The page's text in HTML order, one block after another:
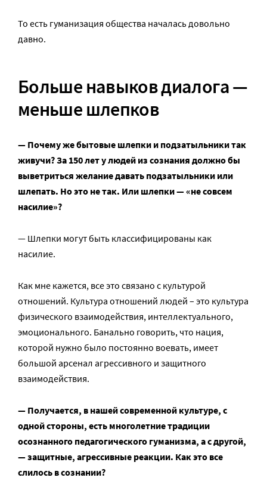
То есть гуманизация общества началась довольно
давно.
Больше навыков диалога —
меньше шлепков
— Почему же бытовые шлепки и подзатыльники так
живучи? За 150 лет у людей из сознания должно бы
выветриться желание давать подзатыльники или
шлепать. Но это не так. Или шлепки — «не совсем
насилие»?
— Шлепки могут быть классифицированы как
насилие.
Как мне кажется, все это связано с культурой
отношений. Культура отношений людей – это культура
физического взаимодействия, интеллектуального,
эмоционального. Банально говорить, что нация,
которой нужно было постоянно воевать, имеет
большой арсенал агрессивного и защитного
взаимодействия.
— Получается, в нашей современной культуре, с
одной стороны, есть многолетние традиции
осознанного педагогического гуманизма, а с другой,
— защитные, агрессивные реакции. Как это все
слилось в сознании?